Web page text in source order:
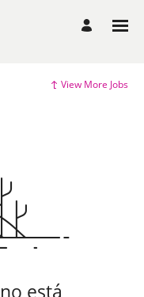
View More Jobs
está